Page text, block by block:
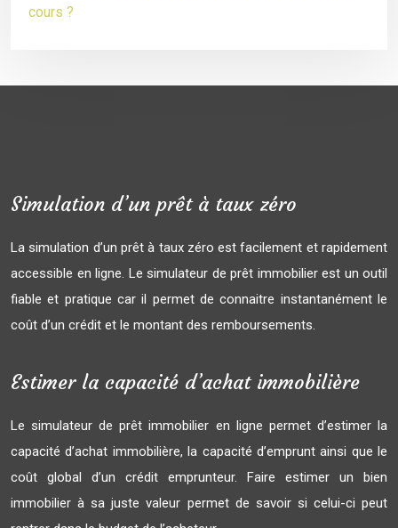
cours ?
Simulation d’un prêt à taux zéro
La simulation d’un prêt à taux zéro est facilement et rapidement
accessible en ligne. Le simulateur de prêt immobilier est un outil
fiable et pratique car il permet de connaitre instantanément le
coût d’un crédit et le montant des remboursements.
Estimer la capacité d’achat immobilière
Le simulateur de prêt immobilier en ligne permet d’estimer la
capacité d’achat immobilière, la capacité d’emprunt ainsi que le
coût global d’un crédit emprunteur. Faire estimer un bien
immobilier à sa juste valeur permet de savoir si celui-ci peut